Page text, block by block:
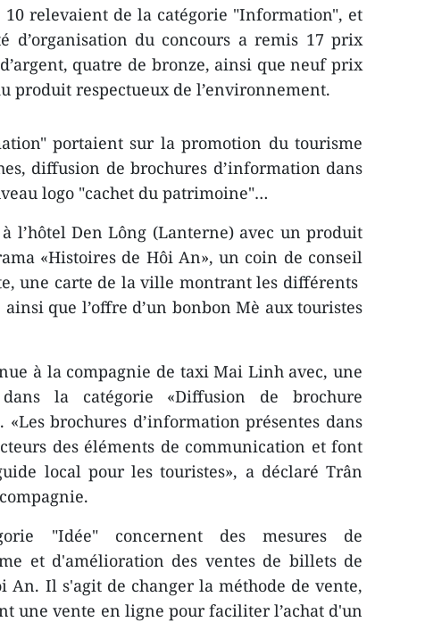
​relevaient de la catégorie "Information", et
d’organisation du concours a remis 17 prix
quatre de bronze, ainsi que neuf prix
produit respectueux de l’environnement.
​portaient sur la promotion du tourisme
diffusion de brochures d’information dans
logo "cachet du patrimoine"…
l’hôtel Den Lông (Lanterne) avec un produit
«Histoires de Hôi An», un coin de cons​eil
une carte de la ville montrant les différents
que l’offre d’un bonbon Mè aux touristes
à la compagnie de taxi Mai Linh avec, une
la catégorie «Diffusion de brochure
brochures d’information présentes dans
des éléments de communication et font
local pour les touristes», a déclaré Trân
"Idée" concernent des mesures de
et d'amélioration des ventes de billets de
Il s'agit de changer la méthode de vente,
une vente en ligne pour facilit​er l’achat d'un